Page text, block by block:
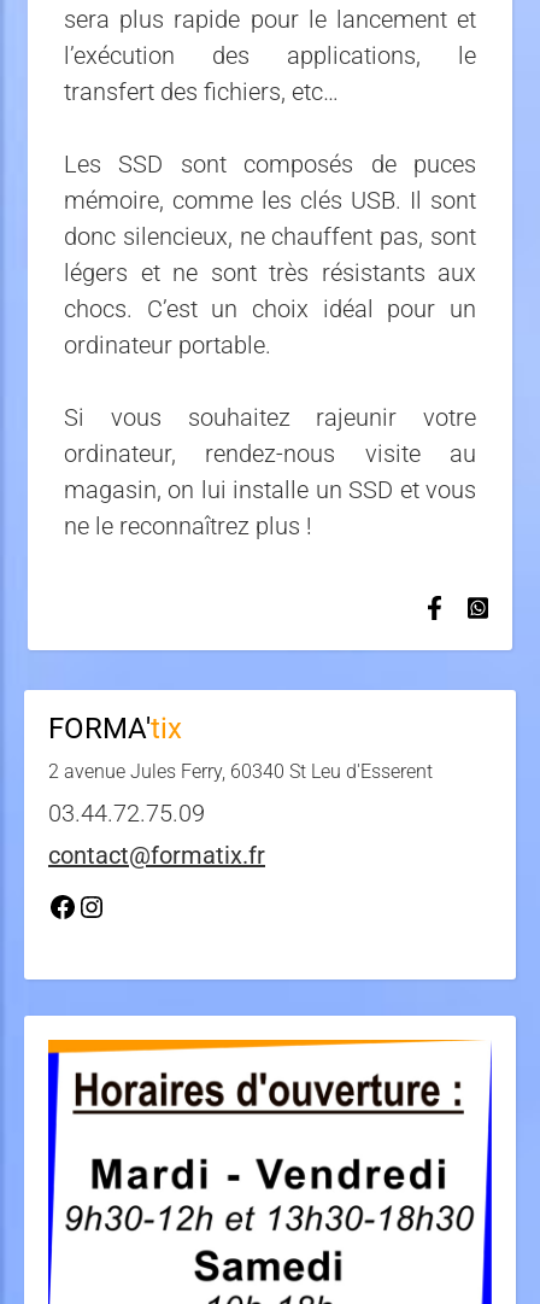
sera plus rapide pour le lancement et
l’exécution des applications, le
transfert des fichiers, etc…
Les SSD sont composés de puces
mémoire, comme les clés USB. Il sont
donc silencieux, ne chauffent pas, sont
légers et ne sont très résistants aux
chocs. C’est un choix idéal pour un
ordinateur portable.
Si vous souhaitez rajeunir votre
ordinateur, rendez-nous visite au
magasin, on lui installe un SSD et vous
ne le reconnaîtrez plus !
FORMA'tix
2 avenue Jules Ferry, 60340 St Leu d'Esserent
03.44.72.75.09
contact@formatix.fr